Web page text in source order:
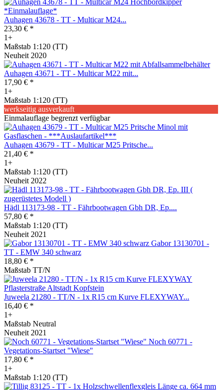
Auhagen 43678 - TT - Multicar M24...
23,30 € *
1+
Maßstab 1:120 (TT)
Neuheit 2020
Auhagen 43671 - TT - Multicar M22 mit...
17,90 € *
1+
Maßstab 1:120 (TT)
werkseitig ausverkauft
Einmalauflage begrenzt verfügbar
Auhagen 43679 - TT - Multicar M25 Pritsche...
21,40 € *
1+
Maßstab 1:120 (TT)
Neuheit 2022
Hädl 113173-98 - TT - Fährbootwagen Gbh DR, Ep....
57,80 € *
Maßstab 1:120 (TT)
Neuheit 2021
Gabor 13130701 -
TT - EMW 340 schwarz
18,80 € *
Maßstab TT/N
Juweela 21280 - TT/N - 1x R15 cm Kurve FLEXYWAY...
16,40 € *
1+
Maßstab Neutral
Neuheit 2021
Noch 60771 -
Vegetations-Startset "Wiese"
17,80 € *
1+
Maßstab 1:120 (TT)